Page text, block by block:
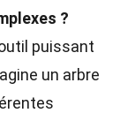
?
puissant
un arbre